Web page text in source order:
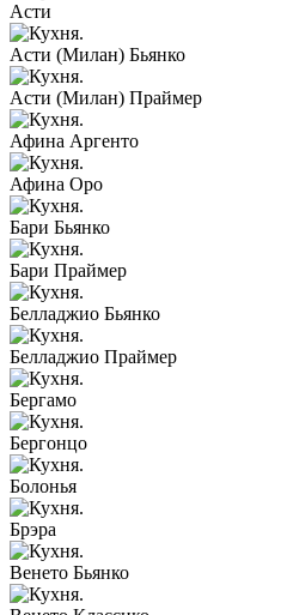
Асти
Асти (Милан) Бьянко
Асти (Милан) Праймер
Афина Аргенто
Афина Оро
Бари Бьянко
Бари Праймер
Белладжио Бьянко
Белладжио Праймер
Бергамо
Бергонцо
Болонья
Брэра
Венето Бьянко